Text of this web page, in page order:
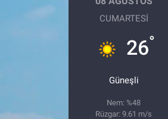
CUMARTESI
26°
Güneşli
Nem: %48
Rüzgar: 9.61 m/s